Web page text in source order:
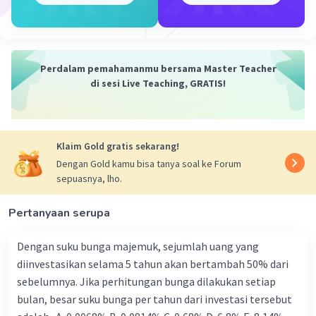
mendapatkan:
Z-score -1,25 menunjukkan bahwa panjang 92,5 cm
berada 1,25 simpangan baku di bawah rata-rata.
normal standar untuk mencari persentase area di bawah
-1,25. Dari tabel tersebut, kita menemukan bahwa
persentase tersebut adalah sekitar 10,56%.
Jadi, kemungkinan pipa yang diproduksi dengan
panjang kurang dari 92,5 cm adalah sekitar 10,56%.
Beri Rating ·0.0(0) Balas
Perdalam pemahamanmu bersama Master Teacher
di sesi Live Teaching, GRATIS!
Klaim Gold gratis sekarang!
Dengan Gold kamu bisa tanya soal ke Forum
sepuasnya, lho.
Pertanyaan serupa
Dengan suku bunga majemuk, sejumlah uang yang
diinvestasikan selama 5 tahun akan bertambah 50% dari
sebelumnya. Jika perhitungan bunga dilakukan setiap
bulan, besar suku bunga per tahun dari investasi tersebut